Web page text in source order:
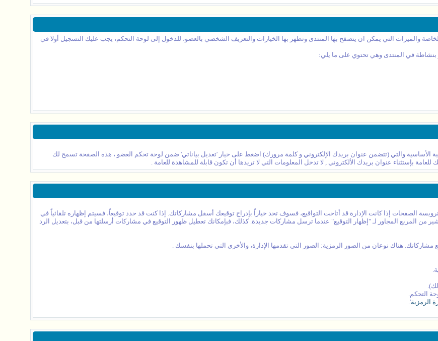
والميزات التي يمكن ان يتصفح بها المنتدى وتظهر بها الخيارات والتعريف الشخصي بالعضو، للدخول إلى لوحة التحكم، يجب عليك التسجيل أولا في
بنشاطة في المنتدى وهي تحتوي على ما يلي:
الأساسية والتي (تتضمن عنوان بريدك الإلكتروني و كلمة مرورك) اضغط على خيار 'تعديل بياناتي' ضمن لوحة تحكم العضو ، هذه الصفحة تسمح لك
بإستثناء عنوان بريدك الألكتروني , لا تدخل المعلومات التي لا تريدها أن تكون قابلة للمشاهدة للعامة .
الصفحات إذا كانت الإدارة قد أتاحت التواقيع، فسوف تحد خياراً بإدراج توقيعك أسفل مشاركاتك. إذا كنت قد حدد توقيعاً، فسيتم إظهاره تلقائياً في
من المربع المجاور لـ "إظهار التوقيع" عندما ترسل مشاركات جديدة. كذلك، فبإمكانك تعطيل ظهور التوقيع في مشاركات أرسلتها من قبل، بتعديل الرد
هناك نوعان من الصور الرمزية: الصور التي تقدمها الإدارة، والأخرى التي تحملها بنفسك .
التحكم.
الرمزية'.